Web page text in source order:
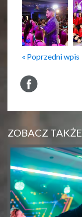
« Poprzedni wpis
ZOBACZ TAKŻE